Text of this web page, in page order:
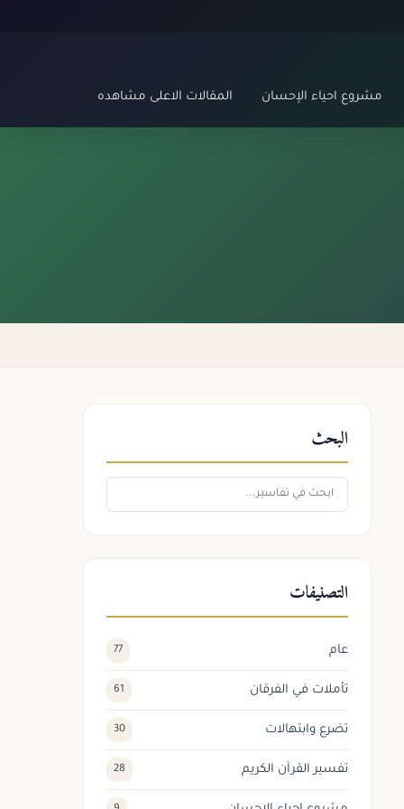
مشروع احياء الإحسان المقالات الاعلى مشاهده
البحث
التصنيفات
عام 77
تأملات في الفرقان 61
تضرع وابتهالات 30
تفسير القرآن الكريم 28